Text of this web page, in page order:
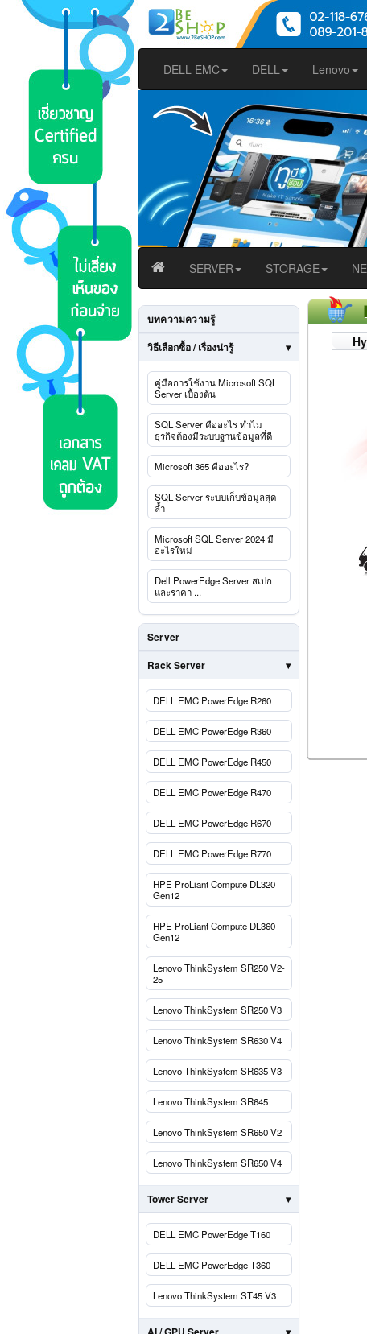
DELL EMC DELL Lenovo
SERVER STORAGE
บทความความรู้
วิธีเลือกซื้อ / เรื่องน่ารู้
คู่มือการใช้งาน Microsoft SQL
Server เบื้องต้น
SQL Server คืออะไร ทำไม
ธุรกิจต้องมีระบบฐานข้อมูลที่ดี
Microsoft 365 คืออะไร?
SQL Server ระบบเก็บข้อมูลสุด
ล้ำ
Microsoft SQL Server 2024 มี
อะไรใหม่
Dell PowerEdge Server สเปก
และราคา ...
Server
Rack Server
DELL EMC PowerEdge R260
DELL EMC PowerEdge R360
DELL EMC PowerEdge R450
DELL EMC PowerEdge R470
DELL EMC PowerEdge R670
DELL EMC PowerEdge R770
HPE ProLiant Compute DL320
Gen12
HPE ProLiant Compute DL360
Gen12
Lenovo ThinkSystem SR250 V2-
25
Lenovo ThinkSystem SR250 V3
Lenovo ThinkSystem SR630 V4
Lenovo ThinkSystem SR635 V3
Lenovo ThinkSystem SR645
Lenovo ThinkSystem SR650 V2
Lenovo ThinkSystem SR650 V4
Tower Server
DELL EMC PowerEdge T160
DELL EMC PowerEdge T360
Lenovo ThinkSystem ST45 V3